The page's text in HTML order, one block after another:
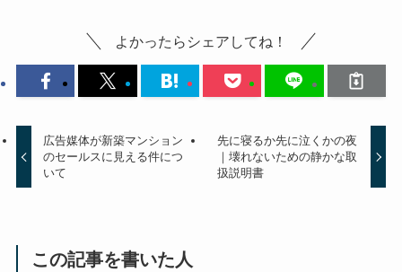
よかったらシェアしてね！
広告媒体が新築マンション
のセールスに見える件につ
いて
先に寝るか先に泣くかの夜
｜壊れないための静かな取
扱説明書
この記事を書いた人